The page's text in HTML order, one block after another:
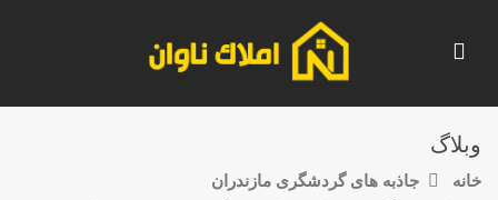
وبلاگ
خانه
جاذبه های گردشگری مازندران